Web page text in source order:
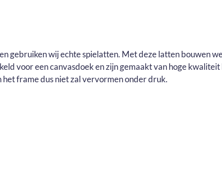
gebruiken wij echte spielatten. Met deze latten bouwen
voor een canvasdoek en zijn gemaakt van hoge
het frame dus niet zal vervormen onder druk.